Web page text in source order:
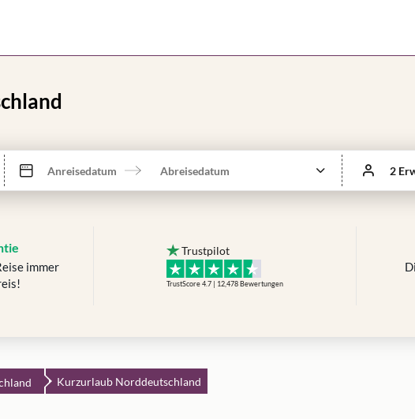
Anreisedatum Abreisedatum 2
immer
Trustpilot
TrustScore 4.7 | 12,478Bewertungen
Kurzurlaub Norddeutschland